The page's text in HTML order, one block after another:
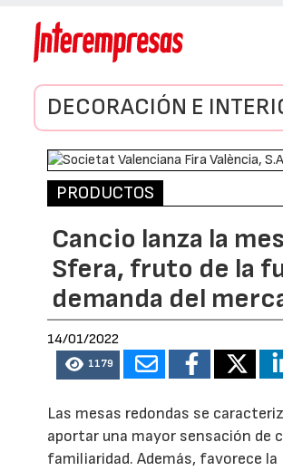
DECORACIÓN E
PRODUCTOS
Cancio lanza la
Sfera, fruto de la
demanda del
14/01/2022
1179
Las mesas redondas se
aportar una mayor sensación de
familiaridad. Además, favorece la